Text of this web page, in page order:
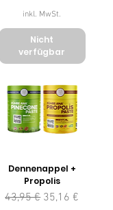
inkl. MwSt.
Nicht
verfügbar
Dennenappel +
Propolis
Standardpreis
43,95 € Sale-Preis
35,16 €